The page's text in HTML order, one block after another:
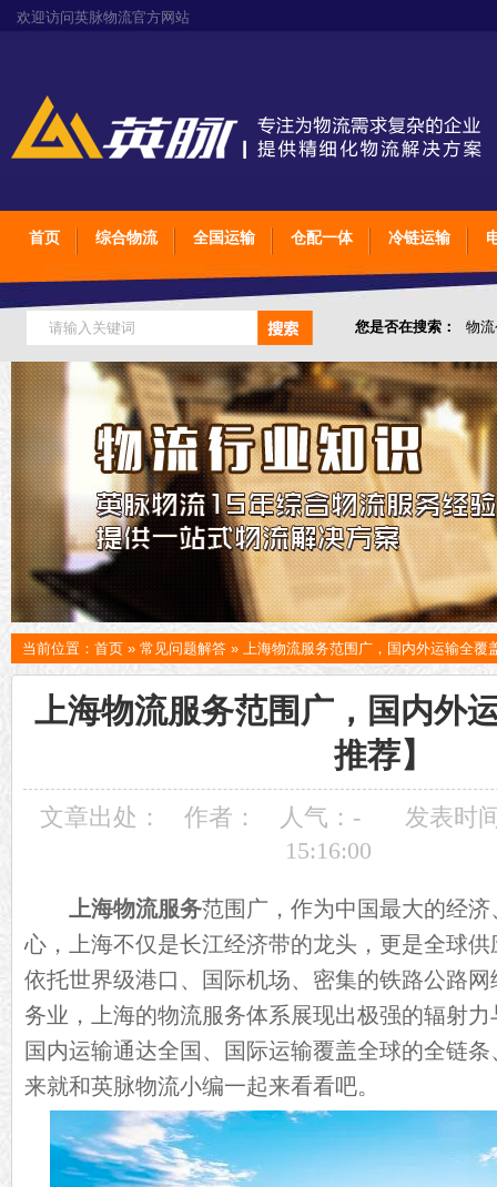
欢迎访问英脉物流官方网站
首页 综合物流 全国运输 仓配一体 冷链运输
您是否在搜索： 物
仓储综合专业定制物
当前位置： 首页 » 常见问题解答 » 上海物流服务范围广，国内外运输全覆
上海物流服务范围广，国内外
推荐】
文章出处： 作者： 人气： -
发表时
15:16:00
上海物流服务范围广，作为中国最大的经
心，上海不仅是长江经济带的龙头，更是全球
依托世界级港口、国际机场、密集的铁路公路
务业，上海的物流服务体系展现出极强的辐射
国内运输通达全国、国际运输覆盖全球的全链
来就和英脉物流小编一起来看看吧。